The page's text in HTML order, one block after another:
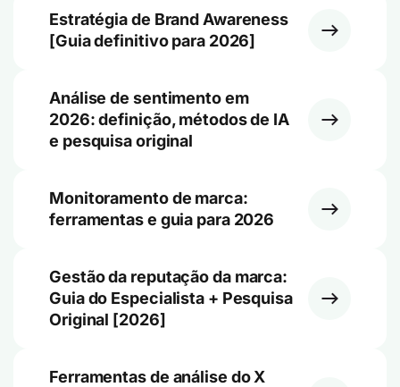
Estratégia de Brand Awareness
[Guia definitivo para 2026]
Análise de sentimento em
2026: definição, métodos de IA
e pesquisa original
Monitoramento de marca:
ferramentas e guia para 2026
Gestão da reputação da marca:
Guia do Especialista + Pesquisa
Original [2026]
Ferramentas de análise do X